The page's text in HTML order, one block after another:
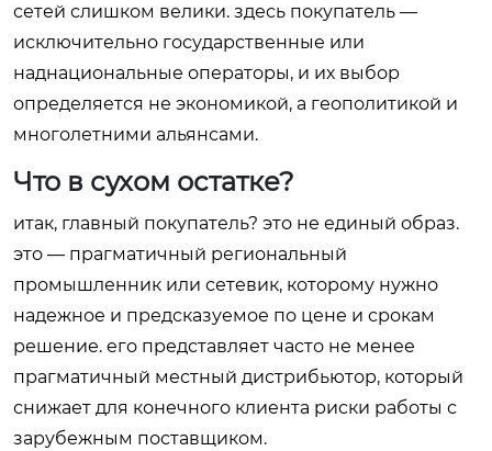
сетей слишком велики. здесь покупатель —
исключительно государственные или
наднациональные операторы, и их выбор
определяется не экономикой, а геополитикой и
многолетними альянсами.
Что в сухом остатке?
итак, главный покупатель? это не единый образ.
это — прагматичный региональный
промышленник или сетевик, которому нужно
надежное и предсказуемое по цене и срокам
решение. его представляет часто не менее
прагматичный местный дистрибьютор, который
снижает для конечного клиента риски работы с
зарубежным поставщиком.